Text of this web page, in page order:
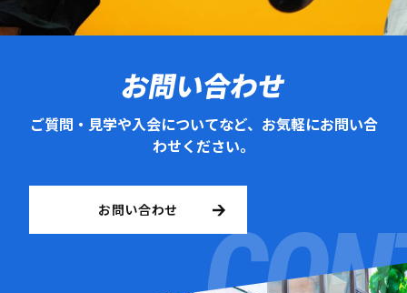
お問い合わせ
ご質問・見学や入会についてなど、お気軽にお問い合
わせください。
お問い合わせ